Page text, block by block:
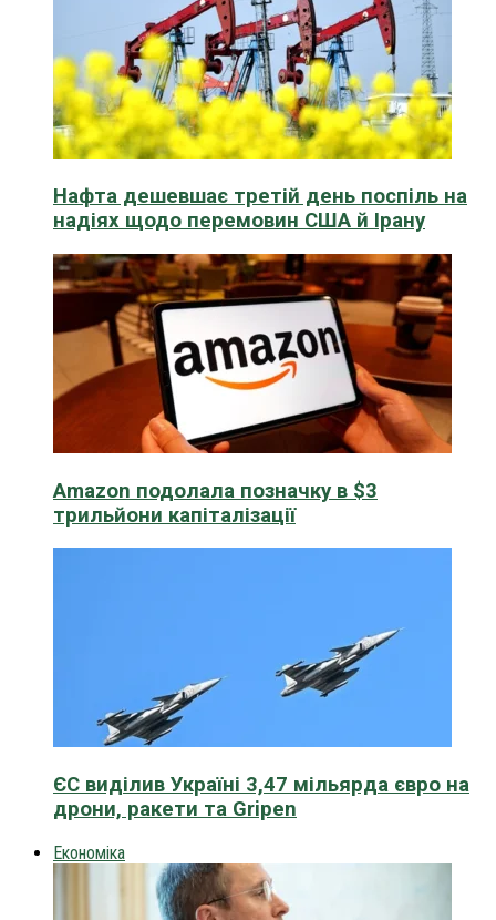
Нафта дешевшає третій день поспіль на
надіях щодо перемовин США й Ірану
Amazon подолала позначку в $3
трильйони капіталізації
ЄС виділив Україні 3,47 мільярда євро на
дрони, ракети та Gripen
Економіка